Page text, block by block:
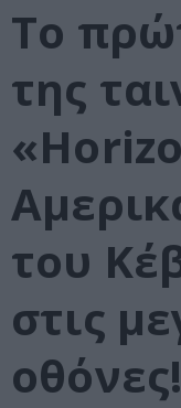
Το
της
του
στις
οθόνες!